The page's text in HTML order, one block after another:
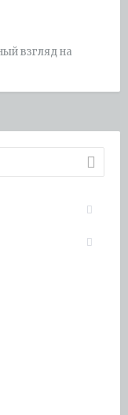
взгляд на